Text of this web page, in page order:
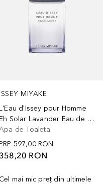
MIYAKE
d'Issey pour Homme
Eh Solar Lavander Eau de Toilette
de Toaleta
597,00 RON
358,20 RON
Cel mai mic preț din ultimele